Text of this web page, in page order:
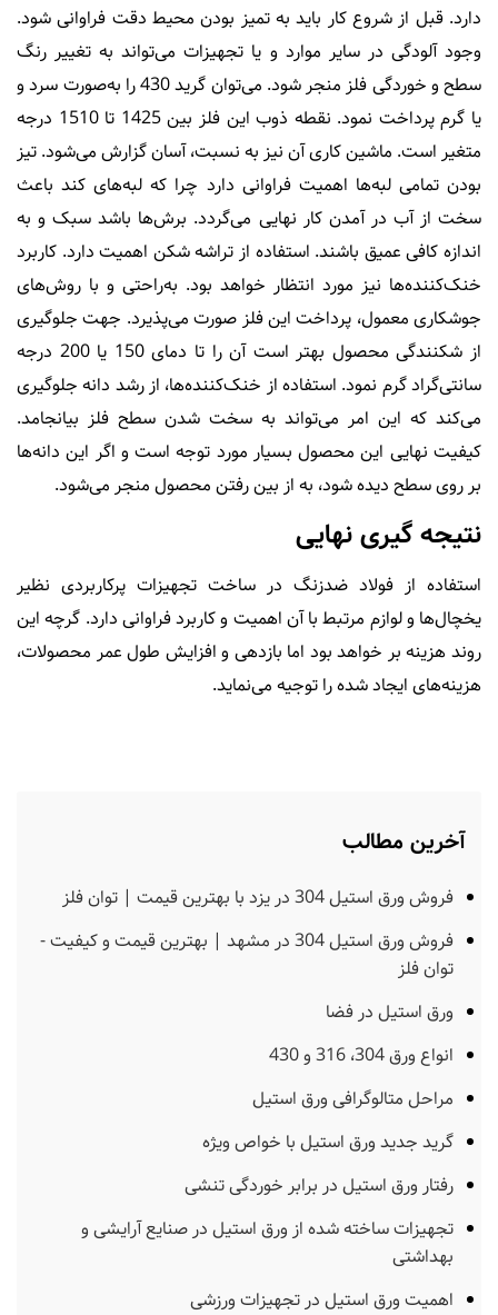
دارد. قبل از شروع کار باید به تمیز بودن محیط دقت فراوانی شود.
وجود آلودگی در سایر موارد و یا تجهیزات می‌تواند به تغییر رنگ
سطح و خوردگی فلز منجر شود. می‌توان گرید 430 را به‌صورت سرد و
یا گرم پرداخت نمود. نقطه ذوب این فلز بین 1425 تا 1510 درجه
متغیر است. ماشین کاری آن نیز به نسبت، آسان گزارش می‌شود. تیز
بودن تمامی لبه‌ها اهمیت فراوانی دارد چرا که لبه‌های کند باعث
سخت از آب در آمدن کار نهایی می‌گردد. برش‌ها باشد سبک و به
اندازه کافی عمیق باشند. استفاده از تراشه شکن اهمیت دارد. کاربرد
خنک‌کننده‌ها نیز مورد انتظار خواهد بود. به‌راحتی و با روش‌های
جوشکاری معمول، پرداخت این فلز صورت می‌پذیرد. جهت جلوگیری
از شکنندگی محصول بهتر است آن را تا دمای 150 یا 200 درجه
سانتی‌گراد گرم نمود. استفاده از خنک‌کننده‌ها، از رشد دانه جلوگیری
می‌کند که این امر می‌تواند به سخت شدن سطح فلز بیانجامد.
کیفیت نهایی این محصول بسیار مورد توجه است و اگر این دانه‌ها
بر روی سطح دیده شود، به از بین رفتن محصول منجر می‌شود.
نتیجه گیری نهایی
استفاده از فولاد ضدزنگ در ساخت تجهیزات پرکاربردی نظیر
یخچال‌ها و لوازم مرتبط با آن اهمیت و کاربرد فراوانی دارد. گرچه این
روند هزینه بر خواهد بود اما بازدهی و افزایش طول عمر محصولات،
هزینه‌های ایجاد شده را توجیه می‌نماید.
آخرین مطالب
فروش ورق استیل 304 در یزد با بهترین قیمت | توان فلز
فروش ورق استیل 304 در مشهد | بهترین قیمت و کیفیت -
توان فلز
ورق استیل در فضا
انواع ورق 304، 316 و 430
مراحل متالوگرافی ورق استیل
گرید جدید ورق استیل با خواص ویژه
رفتار ورق استیل در برابر خوردگی تنشی
تجهیزات ساخته شده از ورق استیل در صنایع آرایشی و
بهداشتی
اهمیت ورق استیل در تجهیزات ورزشی